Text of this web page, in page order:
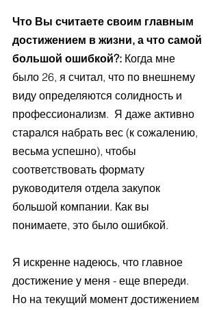
Что Вы считаете своим главным
достижением в жизни, а что самой
большой ошибкой?: Когда мне
было 26, я считал, что по внешнему
виду определяются солидность и
профессионализм.  Я даже активно
старался набрать вес (к сожалению,
весьма успешно), чтобы
соответствовать формату
руководителя отдела закупок
большой компании. Как вы
понимаете, это было ошибкой.
Я искренне надеюсь, что главное
достижение у меня - еще впереди.
Но на текущий момент достижением